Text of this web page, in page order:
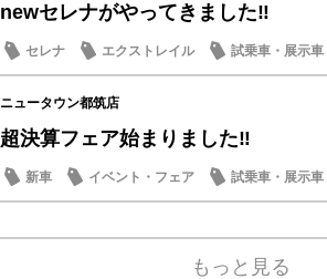
newセレナがやってきました‼️
セレナ エクストレイル
試乗車・展示車
マイナーチェンジ
ニュータウン都筑店
超決算フェア始まりました‼️
新車 イベント・フェア
試乗車・展示車
メンテナンス商品
もっと見る